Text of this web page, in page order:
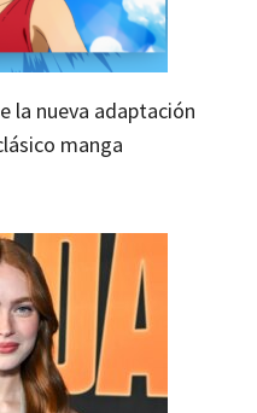
la nueva adaptación
manga